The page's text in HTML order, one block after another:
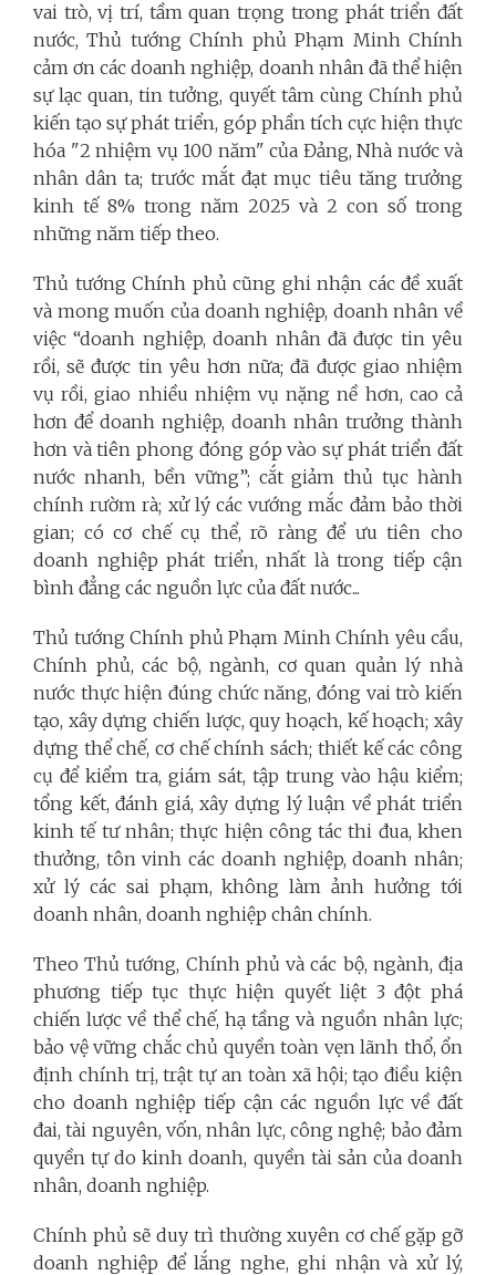
vai trò, vị trí, tầm quan trọng trong phát triển đất
nước, Thủ tướng Chính phủ Phạm Minh Chính
cảm ơn các doanh nghiệp, doanh nhân đã thể hiện
sự lạc quan, tin tưởng, quyết tâm cùng Chính phủ
kiến tạo sự phát triển, góp phần tích cực hiện thực
hóa "2 nhiệm vụ 100 năm" của Đảng, Nhà nước và
nhân dân ta; trước mắt đạt mục tiêu tăng trưởng
kinh tế 8% trong năm 2025 và 2 con số trong
những năm tiếp theo.
Thủ tướng Chính phủ cũng ghi nhận các đề xuất
và mong muốn của doanh nghiệp, doanh nhân về
việc “doanh nghiệp, doanh nhân đã được tin yêu
rồi, sẽ được tin yêu hơn nữa; đã được giao nhiệm
vụ rồi, giao nhiều nhiệm vụ nặng nề hơn, cao cả
hơn để doanh nghiệp, doanh nhân trưởng thành
hơn và tiên phong đóng góp vào sự phát triển đất
nước nhanh, bền vững”; cắt giảm thủ tục hành
chính rườm rà; xử lý các vướng mắc đảm bảo thời
gian; có cơ chế cụ thể, rõ ràng để ưu tiên cho
doanh nghiệp phát triển, nhất là trong tiếp cận
bình đẳng các nguồn lực của đất nước...
Thủ tướng Chính phủ Phạm Minh Chính yêu cầu,
Chính phủ, các bộ, ngành, cơ quan quản lý nhà
nước thực hiện đúng chức năng, đóng vai trò kiến
tạo, xây dựng chiến lược, quy hoạch, kế hoạch; xây
dựng thể chế, cơ chế chính sách; thiết kế các công
cụ để kiểm tra, giám sát, tập trung vào hậu kiểm;
tổng kết, đánh giá, xây dựng lý luận về phát triển
kinh tế tư nhân; thực hiện công tác thi đua, khen
thưởng, tôn vinh các doanh nghiệp, doanh nhân;
xử lý các sai phạm, không làm ảnh hưởng tới
doanh nhân, doanh nghiệp chân chính.
Theo Thủ tướng, Chính phủ và các bộ, ngành, địa
phương tiếp tục thực hiện quyết liệt 3 đột phá
chiến lược về thể chế, hạ tầng và nguồn nhân lực;
bảo vệ vững chắc chủ quyền toàn vẹn lãnh thổ, ổn
định chính trị, trật tự an toàn xã hội; tạo điều kiện
cho doanh nghiệp tiếp cận các nguồn lực về đất
đai, tài nguyên, vốn, nhân lực, công nghệ; bảo đảm
quyền tự do kinh doanh, quyền tài sản của doanh
nhân, doanh nghiệp.
Chính phủ sẽ duy trì thường xuyên cơ chế gặp gỡ
doanh nghiệp để lắng nghe, ghi nhận và xử lý,